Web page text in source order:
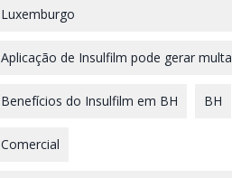
Luxemburgo
Aplicação de Insulfilm pode gerar multa
Benefícios do Insulfilm em BH BH
Comercial